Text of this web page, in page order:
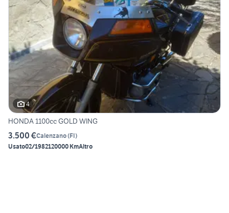
4
HONDA 1100cc GOLD WING
3.500 €Calenzano(FI)
Usato02/1982120000 KmAltro